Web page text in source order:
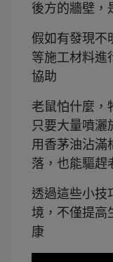
後方的牆壁，
假如有發現不
等施工材料進
協助
老鼠怕什麼，
只要大量噴灑
用香茅油沾滿
落，也能驅趕
透過這些小技
境，不僅提高
康